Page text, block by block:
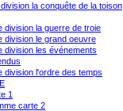
la conquête de la toison
division la guerre de troie
division le grand oeuvre
division les événements
division l'ordre des temps
1
carte 2